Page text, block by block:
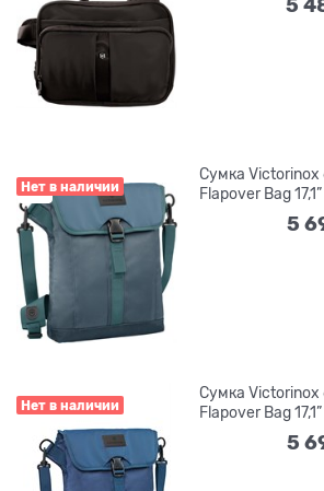
5
Нет в наличии
Сумка Victorinox
Flapover Bag
5
Нет в наличии
Сумка Victorinox
Flapover Bag
5